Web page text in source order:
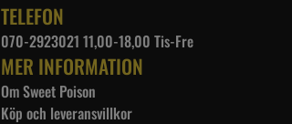
TELEFON
070-2923021 11,00-18,00 Tis-Fre
MER INFORMATION
Om Sweet Poison
Köp och leveransvillkor